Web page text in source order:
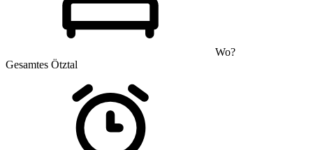
Wo?
Gesamtes Ötztal